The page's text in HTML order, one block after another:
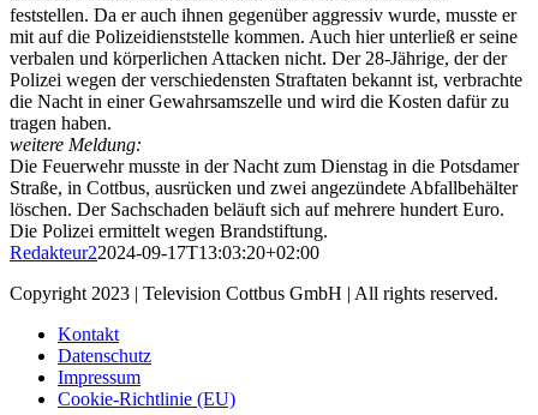
feststellen. Da er auch ihnen gegenüber aggressiv wurde, musste er
mit auf die Polizeidienststelle kommen. Auch hier unterließ er seine
verbalen und körperlichen Attacken nicht. Der 28-Jährige, der der
Polizei wegen der verschiedensten Straftaten bekannt ist, verbrachte
die Nacht in einer Gewahrsamszelle und wird die Kosten dafür zu
tragen haben.
weitere Meldung:
Die Feuerwehr musste in der Nacht zum Dienstag in die Potsdamer
Straße, in Cottbus, ausrücken und zwei angezündete Abfallbehälter
löschen. Der Sachschaden beläuft sich auf mehrere hundert Euro.
Die Polizei ermittelt wegen Brandstiftung.
Redakteur22024-09-17T13:03:20+02:00
Copyright 2023 | Television Cottbus GmbH | All rights reserved.
Kontakt
Datenschutz
Impressum
Cookie-Richtlinie (EU)